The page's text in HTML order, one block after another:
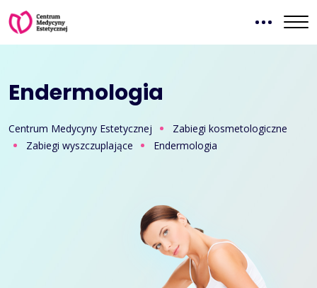
Endermologia
Centrum Medycyny Estetycznej
Zabiegi kosmetologiczne
Zabiegi wyszczuplające
Endermologia